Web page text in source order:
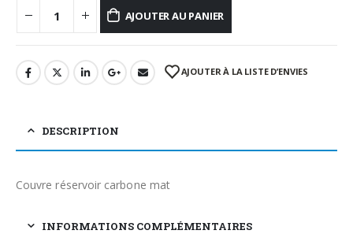
AJOUTER AU PANIER
AJOUTER À LA LISTE D’ENVIES
DESCRIPTION
Couvre réservoir carbone mat
INFORMATIONS COMPLÉMENTAIRES